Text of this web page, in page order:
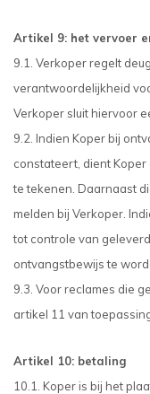
Artikel 9: het vervoer
9.1. Verkoper regelt
verantwoordelijkheid
Verkoper sluit hiervoor
9.2. Indien Koper bij
constateert, dient
te tekenen. Daarnaast
melden bij Verkoper.
tot controle van
ontvangstbewijs te
9.3. Voor reclames die
artikel 11 van
Artikel 10: betaling
10.1. Koper is bij het